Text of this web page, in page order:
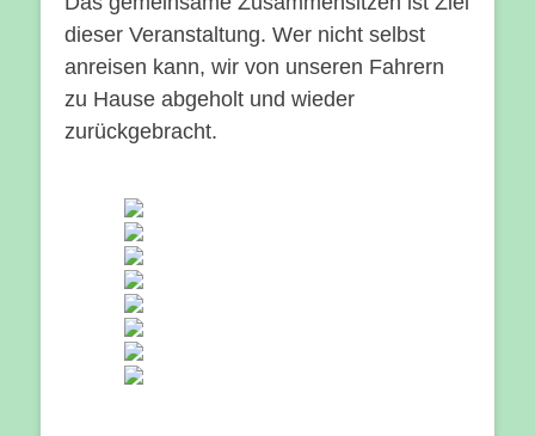
dieser Veranstaltung. Wer nicht selbst
anreisen kann, wir von unseren Fahrern
zu Hause abgeholt und wieder
zurückgebracht.